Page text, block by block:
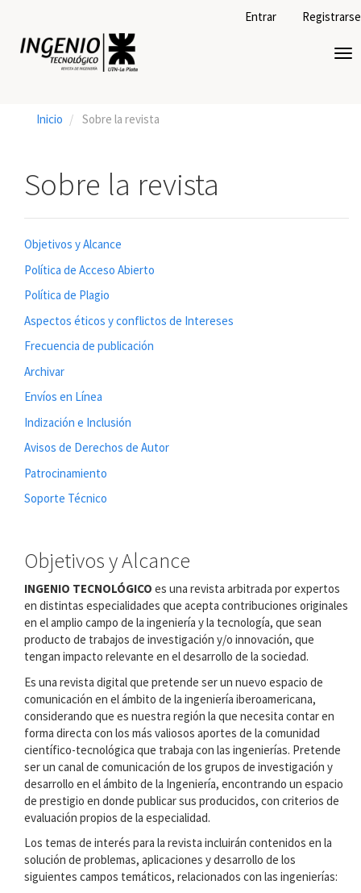
Contenido
principal
Entrar Registrarse
Inicio Sobre la revista
Sobre la revista
Objetivos y Alcance
Política de Acceso Abierto
Política de Plagio
Aspectos éticos y conflictos de Intereses
Frecuencia de publicación
Archivar
Envíos en Línea
Indización e Inclusión
Avisos de Derechos de Autor
Patrocinamiento
Soporte Técnico
Objetivos y Alcance
INGENIO TECNOLÓGICO es una revista arbitrada por expertos
en distintas especialidades que acepta contribuciones originales
en el amplio campo de la ingeniería y la tecnología, que sean
producto de trabajos de investigación y/o innovación, que
tengan impacto relevante en el desarrollo de la sociedad.
Es una revista digital que pretende ser un nuevo espacio de
comunicación en el ámbito de la ingeniería iberoamericana,
considerando que es nuestra región la que necesita contar en
forma directa con los más valiosos aportes de la comunidad
científico-tecnológica que trabaja con las ingenierías. Pretende
ser un canal de comunicación de los grupos de investigación y
desarrollo en el ámbito de la Ingeniería, encontrando un espacio
de prestigio en donde publicar sus producidos, con criterios de
evaluación propios de la especialidad.
Los temas de interés para la revista incluirán contenidos en la
solución de problemas, aplicaciones y desarrollo de los
siguientes campos temáticos, relacionados con las ingenierías: